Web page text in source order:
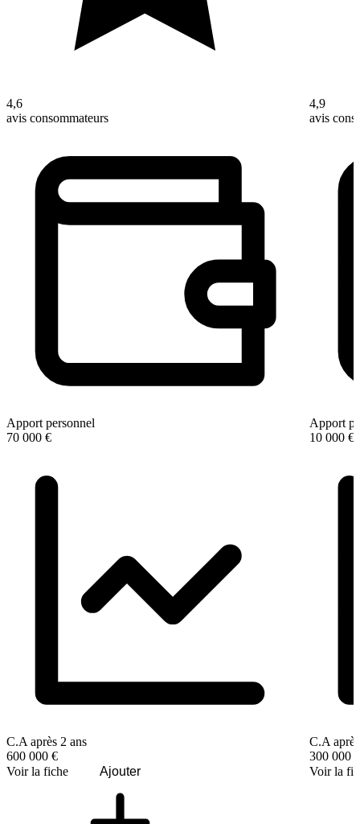
4,6
avis consommateurs
Apport personnel
70 000 €
C.A après 2 ans
600 000 €
Voir la fiche
Ajouter
4,9
avis
Apport
10 000 €
C.A
300 000 €
Voir la